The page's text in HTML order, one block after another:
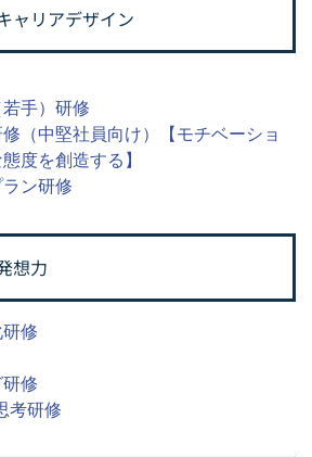
ャリアデザイン
手）研修
（中堅社員向け）【モチベーショ
度を創造する】
ン研修
想力
修
修
考研修